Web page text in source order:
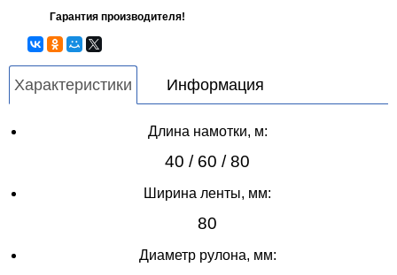
Гарантия производителя!
Характеристики Информация
Длина намотки, м:
40 / 60 / 80
Ширина ленты, мм:
80
Диаметр рулона, мм: